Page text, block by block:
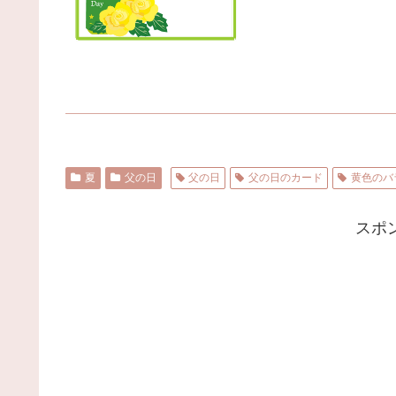
夏 父の日 父の日 父の日のカード 黄色のバ
スポ